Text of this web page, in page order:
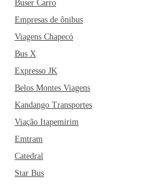
Buser Carro
Empresas de ônibus
Viagens Chapecó
Bus X
Expresso JK
Belos Montes Viagens
Kandango Transportes
Viação Itapemirim
Emtram
Catedral
Star Bus